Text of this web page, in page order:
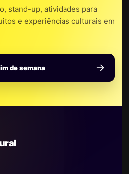
stand-up, atividades para
e experiências culturais em
de semana